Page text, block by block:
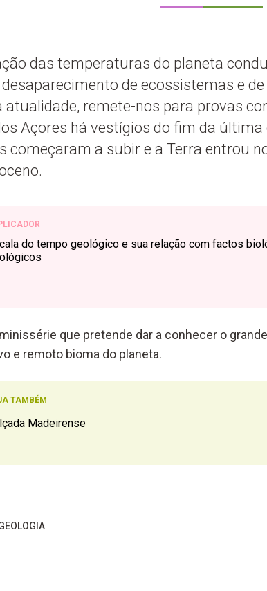
das temperaturas do planeta
de ecossistemas e
atualidade, remete-nos para provas
Açores há vestígios do fim da última
começaram a subir e a Terra entrou
do tempo geológico e sua relação com factos
que pretende dar a conhecer o
e remoto bioma do planeta.
TAMBÉM
Madeirense